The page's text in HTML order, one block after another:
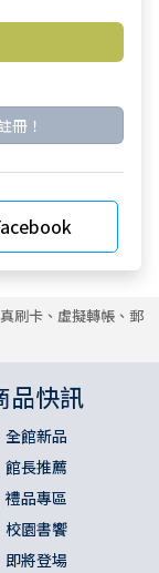
冊！
刷卡、虛擬轉帳、郵
品快訊
全館新品
館長推薦
禮品專區
校園書饗
即將登場